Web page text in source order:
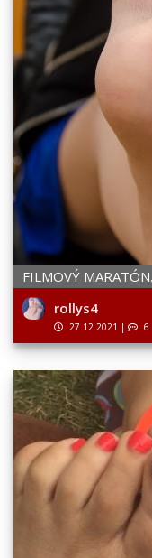
FILMOVÝ MARATÓN.
rollys4
27.12.2021 | 6